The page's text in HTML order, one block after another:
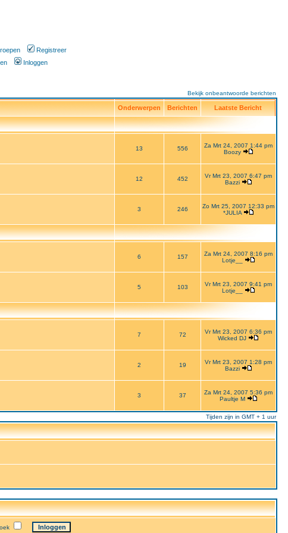
Registreer
Inloggen
Bekijk onbeantwoorde berichten
Onderwerpen Berichten Laatste Bericht
13 556
Za Mrt 24, 2007 1:44 pm
Boozy
12 452
Vr Mrt 23, 2007 6:47 pm
Bazzi
3 246
Zo Mrt 25, 2007 12:33 pm
*JULIA
6 157
Za Mrt 24, 2007 8:16 pm
Lotje__
5 103
Vr Mrt 23, 2007 9:41 pm
Lotje__
7 72
Vr Mrt 23, 2007 6:36 pm
Wicked DJ
2 19
Vr Mrt 23, 2007 1:28 pm
Bazzi
3 37
Za Mrt 24, 2007 5:36 pm
Paultje M
Tijden zijn in GMT + 1 uur